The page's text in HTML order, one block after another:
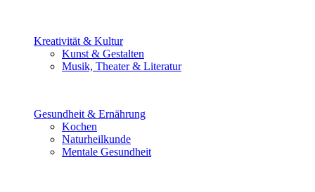
Kreativität & Kultur
Kunst & Gestalten
Musik, Theater & Literatur
Gesundheit & Ernährung
Kochen
Naturheilkunde
Mentale Gesundheit